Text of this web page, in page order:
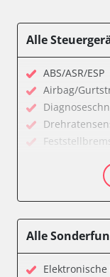
Alle
ABS/ASR/ESP
Airbag/
Radio
Alle